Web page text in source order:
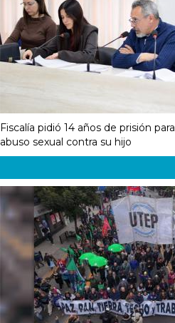
Fiscalía pidió 14 años de prisión
abuso sexual contra su hijo